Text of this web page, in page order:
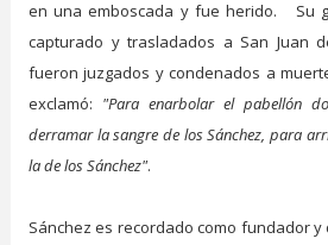
en una emboscada y fue herido. Su
capturado y trasladados a San Juan
fueron juzgados y condenados a
exclamó: "Para enarbolar el pabellón
derramar la sangre de los Sánchez, para
la de los Sánchez".
Sánchez es recordado como fundador